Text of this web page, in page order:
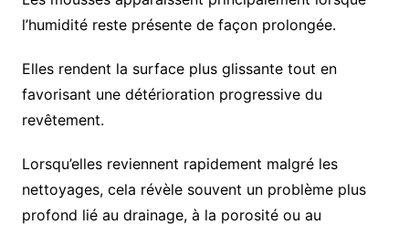
l’humidité reste présente de façon prolongée.
Elles rendent la surface plus glissante tout en
favorisant une détérioration progressive du
revêtement.
Lorsqu’elles reviennent rapidement malgré les
nettoyages, cela révèle souvent un problème plus
profond lié au drainage, à la porosité ou au